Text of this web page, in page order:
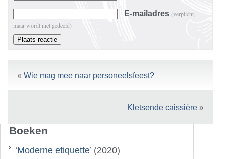
E-mailadres (verplicht,
maar wordt niet gedeeld)
« Wie mag mee naar personeelsfeest?
Kletsende caissière»
Boeken
‘Moderne etiquette’ (2020)